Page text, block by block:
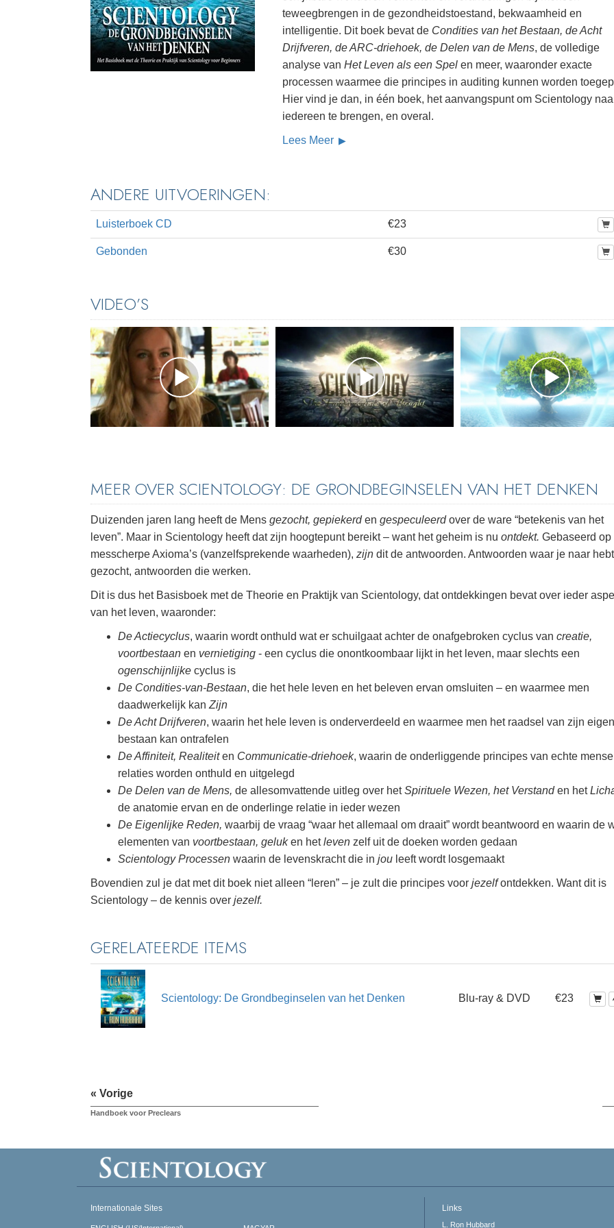
teweegbrengen in de gezondheidstoestand, bekwaamheid en
intelligentie. Dit boek bevat de Condities van het Bestaan, de Acht
Drijfveren, de ARC-driehoek, de Delen van de Mens, de volledige
analyse van Het Leven als een Spel en meer, waaronder exacte
processen waarmee die principes in auditing kunnen worden
Hier vind je dan, in één boek, het aanvangspunt om Scientology
iedereen te brengen, en overal.
Lees Meer
ANDERE UITVOERINGEN:
Luisterboek CD €23
Gebonden €30
VIDEO’S
MEER OVER SCIENTOLOGY: DE GRONDBEGINSELEN VAN HET DENKEN
Duizenden jaren lang heeft de Mens gezocht, gepiekerden gespeculeerdover de ware “betekenis van het
leven”. Maar in Scientology heeft dat zijn hoogtepunt bereikt – want het geheim is nu ontdekt. Gebaseerd op
messcherpe Axioma’s (vanzelfsprekende waarheden), zijn dit de antwoorden. Antwoorden waar je naar hebt
gezocht, antwoorden die werken.
Dit is dus het Basisboek met de Theorie en Praktijk van Scientology, dat ontdekkingen bevat over ieder
van het leven, waaronder:
De Actiecyclus, waarin wordt onthuld wat er schuilgaat achter de onafgebroken cyclus van creatie,
voortbestaan en vernietiging - een cyclus die onontkoombaar lijkt in het leven, maar slechts een
ogenschijnlijke cyclus is
De Condities-van-Bestaan, die het hele leven en het beleven ervan omsluiten – en waarmee men
daadwerkelijk kan Zijn
De Acht Drijfveren, waarin het hele leven is onderverdeeld en waarmee men het raadsel van zijn eigen
bestaan kan ontrafelen
De Affiniteit, Realiteiten Communicatie-driehoek, waarin de onderliggende principes van echte
relaties worden onthuld en uitgelegd
De Delen van de Mens, de allesomvattende uitleg over hetSpirituele Wezen, het Verstanden het
de anatomie ervan en de onderlinge relatie in ieder wezen
De Eigenlijke Reden, waarbij de vraag “waar het allemaal om draait” wordt beantwoord en waarin de
elementen van voortbestaan, geluken hetleven zelf uit de doeken worden gedaan
Scientology Processen waarin de levenskracht die in jou leeft wordt losgemaakt
Bovendien zul je dat met dit boek niet alleen “leren” – je zult die principes voor jezelfontdekken. Want dit is
Scientology – de kennis over jezelf.
GERELATEERDE ITEMS
Scientology: De Grondbeginselen van het Denken Blu-ray & DVD €23
« Vorige
Handboek voor Preclears
Internationale Sites Links
L. Ron Hubbard